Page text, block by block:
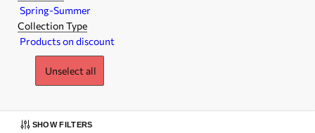
Spring-Summer
Collection Type
Products on discount
Unselect all
SHOW FILTERS